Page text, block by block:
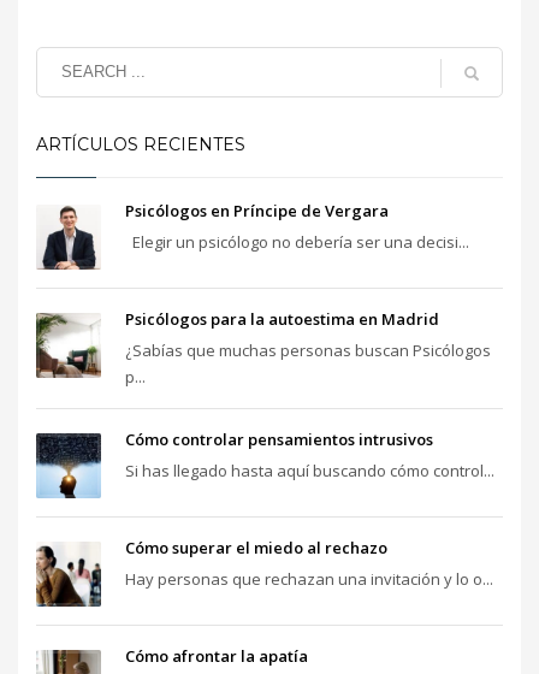
ARTÍCULOS RECIENTES
Psicólogos en Príncipe de Vergara
Elegir un psicólogo no debería ser una decisi...
Psicólogos para la autoestima en Madrid
¿Sabías que muchas personas buscan Psicólogos
p...
Cómo controlar pensamientos intrusivos
Si has llegado hasta aquí buscando cómo control...
Cómo superar el miedo al rechazo
Hay personas que rechazan una invitación y lo o...
Cómo afrontar la apatía